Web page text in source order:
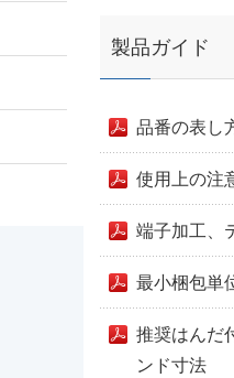
製品ガイド
品番の表し
使用上の注
端子加工、
最小梱包単
推奨はんだ
ンド寸法